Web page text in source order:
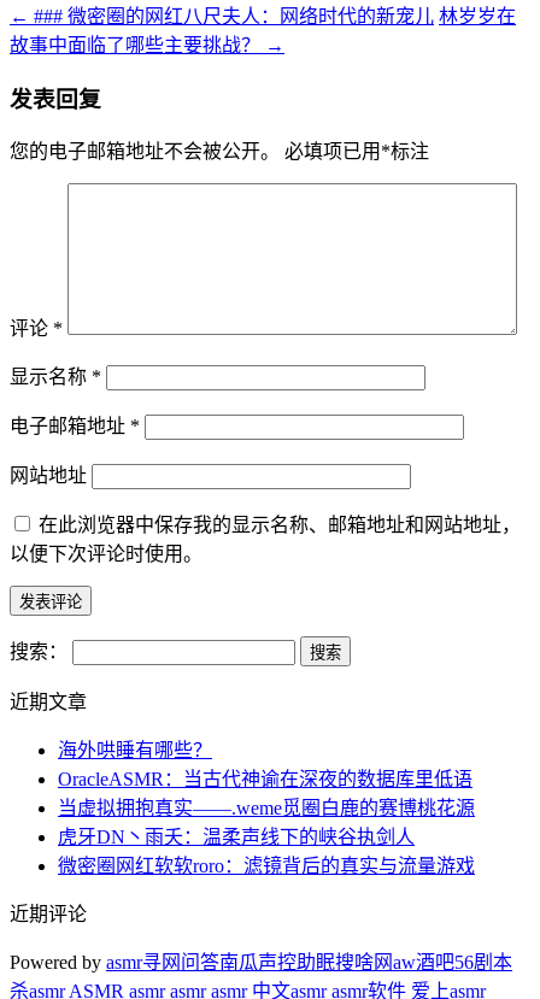
← ### 微密圈的网红八尺夫人：网络时代的新宠儿 林岁岁在
故事中面临了哪些主要挑战？
→
发表回复
您的电子邮箱地址不会被公开。 必填项已用 *标注
评论 *
显示名称 *
电子邮箱地址 *
网站地址
在此浏览器中保存我的显示名称、邮箱地址和网站地址，
以便下次评论时使用。
搜索：
近期文章
海外哄睡有哪些？
OracleASMR：当古代神谕在深夜的数据库里低语
当虚拟拥抱真实——.weme觅圈白鹿的赛博桃花源
虎牙DN丶雨夭：温柔声线下的峡谷执剑人
微密圈网红软软roro：滤镜背后的真实与流量游戏
近期评论
Powered by asmr寻网问答南瓜声控助眠搜啥网aw酒吧56剧本
杀asmr ASMR asmr asmr asmr 中文asmr asmr软件 爱上asmr